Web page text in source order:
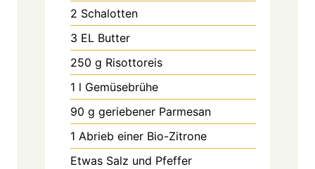
2 Schalotten
3 EL Butter
250 g Risottoreis
1 l Gemüsebrühe
90 g geriebener Parmesan
1 Abrieb einer Bio-Zitrone
Etwas Salz und Pfeffer